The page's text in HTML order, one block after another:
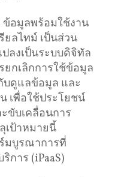
ข้อมูลพร้อมใช้งาน
ยลไทม์ เป็นส่วน
ลงเป็นระบบดิจิทัล
ยกเลิกการใช้ข้อมูล
บดูแลข้อมูล และ
เพื่อใช้ประโยชน์
ขับเคลื่อนการ
เป้าหมายนี้
มบูรณาการที่
การ (iPaaS)